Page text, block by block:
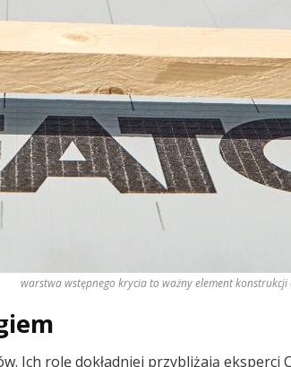
warstwa wstępnego krycia to ważny element konstrukcji
Ich rolę dokładniej przybliżają eksperci